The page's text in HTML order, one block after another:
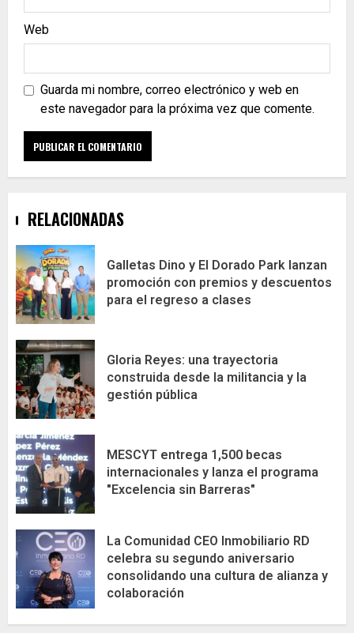
Web
Guarda mi nombre, correo electrónico y web en
este navegador para la próxima vez que comente.
RELACIONADAS
Galletas Dino y El Dorado Park lanzan
promoción con premios y descuentos
para el regreso a clases
Gloria Reyes: una trayectoria
construida desde la militancia y la
gestión pública
MESCYT entrega 1,500 becas
internacionales y lanza el programa
"Excelencia sin Barreras"
La Comunidad CEO Inmobiliario RD
celebra su segundo aniversario
consolidando una cultura de alianza y
colaboración